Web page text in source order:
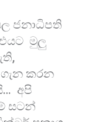
ජනාධිපති
මුලු
කරන
අපි
සටන්